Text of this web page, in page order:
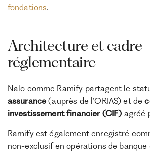
fondations.
Architecture et cadre
réglementaire
Nalo comme Ramify partagent le
assurance (auprès de l’ORIAS) et de
investissement financier (CIF) agréé
Ramify est également enregistré
non-exclusif en opérations de